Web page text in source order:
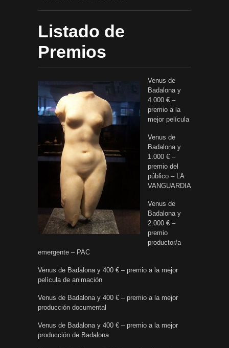
Listado de
Premios
Venus de
Badalona y
4.000 € –
premio a la
mejor película
Venus de
Badalona y
1.000 € –
premio del
público – LA
VANGUARDIA
Venus de
Badalona y
2.000 € –
premio
productor/a
emergente – PAC
Venus de Badalona y 400 € – premio a la mejor
película de animación
Venus de Badalona y 400 € – premio a la mejor
producción documental
Venus de Badalona y 400 € – premio a la mejor
producción de Badalona